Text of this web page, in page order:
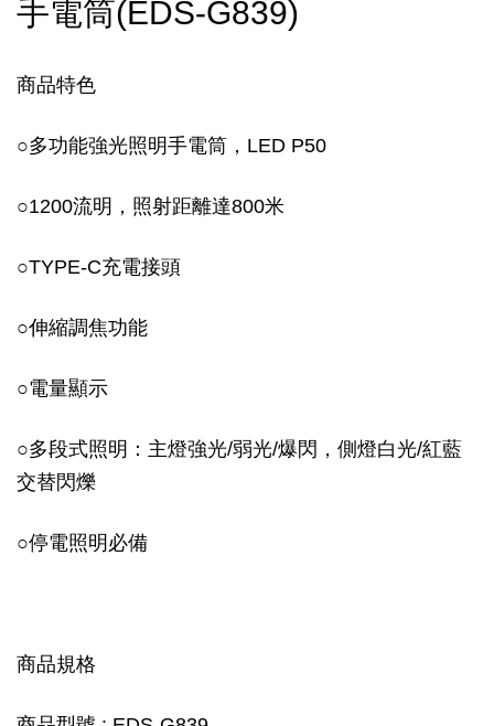
手電筒(EDS-G839)
商品特色
○多功能強光照明手電筒，LED P50
○1200流明，照射距離達800米
○TYPE-C充電接頭
○伸縮調焦功能
○電量顯示
○多段式照明：主燈強光/弱光/爆閃，側燈白光/紅藍
交替閃爍
○停電照明必備
商品規格